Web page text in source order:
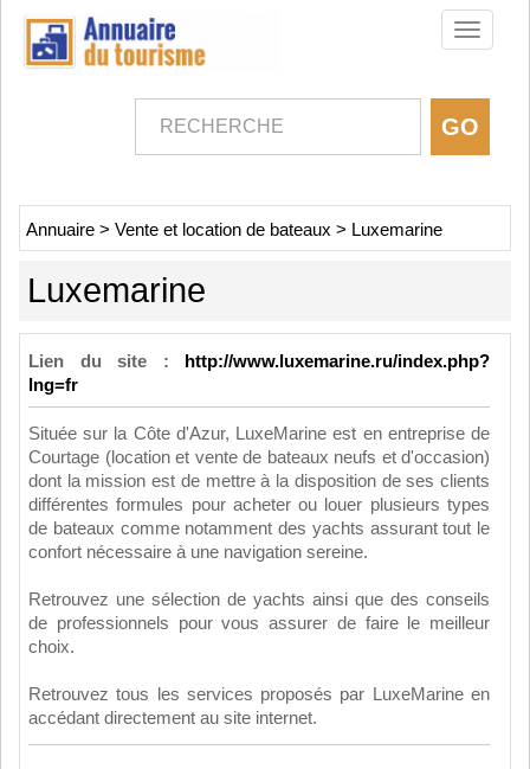
Toggle
Annuaire > Vente et location de bateaux > Luxemarine
Luxemarine
Lien du site :
http://www.luxemarine.ru/index.php?
lng=fr
Située sur la Côte d'Azur, LuxeMarine est en entreprise de
Courtage (location et vente de bateaux neufs et d'occasion)
dont la mission est de mettre à la disposition de ses clients
différentes formules pour acheter ou louer plusieurs types
de bateaux comme notamment des yachts assurant tout le
confort nécessaire à une navigation sereine.
Retrouvez une sélection de yachts ainsi que des conseils
de professionnels pour vous assurer de faire le meilleur
choix.
Retrouvez tous les services proposés par LuxeMarine en
accédant directement au site internet.